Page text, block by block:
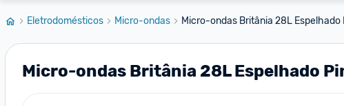
Eletrodomésticos Micro-ondas Micro-ondas Britânia 28L Espelhado
Micro-ondas Britânia 28L Espelhado